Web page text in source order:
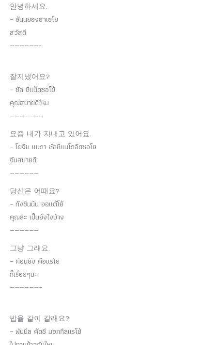
안녕하세요.
– อันนยองฮาเซโย
สวัสดี
——————-
잘지냈어요?
– ชัล ชีแน็ดซอโย้
คุณสบายดีไหม
——————-
요즘 내가 지내고 있어요.
– โยจึม แนกา ชัลชีแนโกอิดซอโย
ฉันสบายดี
——————
당신은 어때요?
– ทังชินนึน ออแต๊โย้
คุณล่ะ เป็นยังไงบ้าง
——————
그냥 그래요.
– คือนยัง คือแรโย
ก็เรื่อยๆนะ
——————–
밥을 같이 갈래요?
– พับบึล คัดชี มอกกึลแรโย้